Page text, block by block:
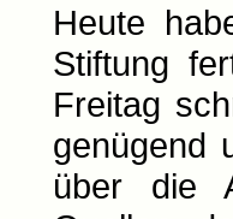
Heute
Stiftung
Freitag
genügend
über die